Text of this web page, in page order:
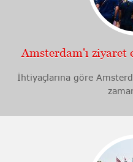
Amsterdam'ı ziyaret
İhtiyaçlarına göre